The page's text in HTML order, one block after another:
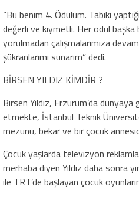
“Bu benim 4. Ödülüm. Tabiki
değerli ve kıymetli. Her ödül
yorulmadan çalışmalarımıza
şükranlarımı sunarım” dedi.
BİRSEN YILDIZ KİMDİR ?
Birsen Yıldız, Erzurum’da
etmekte, İstanbul Teknik
mezunu, bekar ve bir çocuk
Çocuk yaşlarda televizyon
merhaba diyen Yıldız daha sonra
ile TRT’de başlayan çocuk